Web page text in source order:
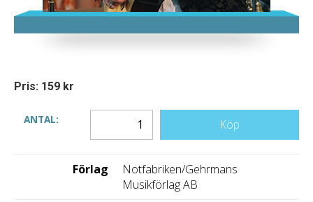
Pris: 159 kr
ANTAL: Köp
Förlag
Notfabriken/Gehrmans
Musikförlag AB